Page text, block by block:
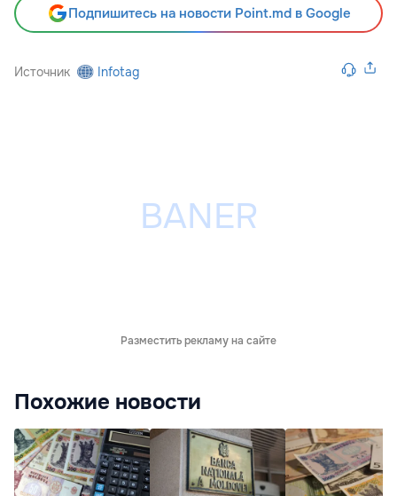
Подпишитесь на новости Point.md в Google
Источник Infotag
Разместить рекламу на сайте
Похожие новости